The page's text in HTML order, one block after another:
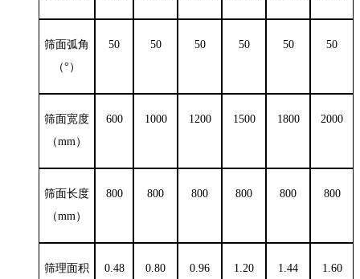
筛面弧角
（°）
50 50 50 50 50 50
筛面宽度
（mm）
600 1000 1200 1500 1800 2000
筛面长度
（mm）
800 800 800 800 800 800
筛理面积
0.48 0.80 0.96 1.20 1.44 1.60